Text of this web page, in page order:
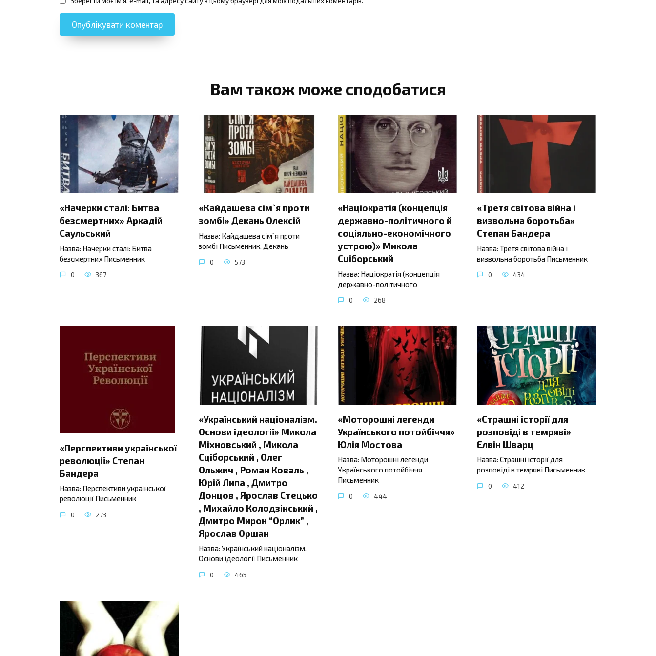
Вам також може сподобатися
«Начерки сталі: Битва
безсмертних» Аркадій
Саульський
Назва: Начерки сталі: Битва
безсмертних Письменник
0 367
«Кайдашева сім`я проти
зомбі» Декань Олексій
Назва: Кайдашева сім`я проти
зомбі Письменник: Декань
0 573
«Націократія (концепція
державно-політичного й
соціяльно-економічного
устрою)» Микола
Сціборський
Назва: Націократія (концепція
державно-політичного
0 268
«Третя світова війна і
визвольна боротьба»
Степан Бандера
Назва: Третя світова війна і
визвольна боротьба Письменник
0 434
«Перспективи української
революції» Степан
Бандера
Назва: Перспективи української
революції Письменник
0 273
«Український націоналізм.
Основи ідеології» Микола
Міхновський , Микола
Сціборський , Олег
Ольжич , Роман Коваль ,
Юрій Липа , Дмитро
Донцов , Ярослав Стецько
, Михайло Колодзінський ,
Дмитро Мирон “Орлик” ,
Ярослав Оршан
Назва: Український націоналізм.
Основи ідеології Письменник
0 465
«Моторошні легенди
Українського потойбіччя»
Юлія Мостова
Назва: Моторошні легенди
Українського потойбіччя
Письменник
0 444
«Страшні історії для
розповіді в темряві»
Елвін Шварц
Назва: Страшні історії для
розповіді в темряві Письменник
0 412